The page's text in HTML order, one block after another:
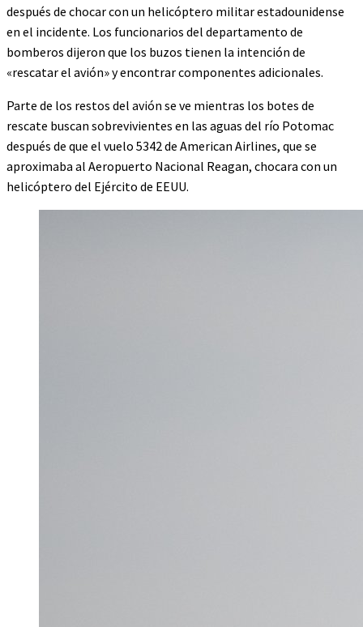
después de chocar con un helicóptero militar estadounidense
en el incidente. Los funcionarios del departamento de
bomberos dijeron que los buzos tienen la intención de
«rescatar el avión» y encontrar componentes adicionales.
Parte de los restos del avión se ve mientras los botes de
rescate buscan sobrevivientes en las aguas del río Potomac
después de que el vuelo 5342 de American Airlines, que se
aproximaba al Aeropuerto Nacional Reagan, chocara con un
helicóptero del Ejército de EEUU.